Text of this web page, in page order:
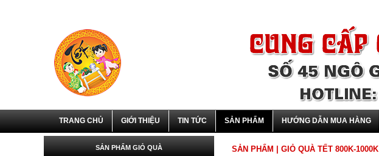
TRANG CHỦ GIỚI THIỆU TIN TỨC SẢN PHẨM HƯỚNG DẪN MUA HÀNG
SẢN PHẨM GIỎ QUÀ SẢN PHẨM | GIỎ QUÀ TẾT 800K-1000K